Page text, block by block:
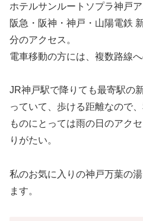
ホテルサンルートソプラ神戸
阪急・阪神・神戸・山陽電鉄
分のアクセス。
電車移動の方には、複数路線
JR神戸駅で降りても最寄駅の
っていて、歩ける距離なので
ものにとっては雨の日のアク
りがたい。
私のお気に入りの神戸万葉の
ます。